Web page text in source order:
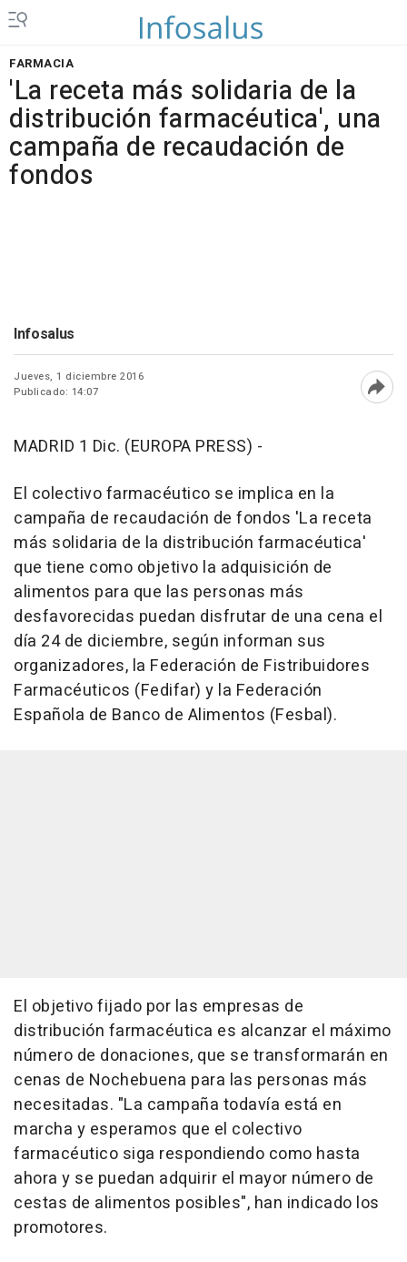
FARMACIA
'La receta más solidaria de la
distribución farmacéutica', una
campaña de recaudación de
fondos
Infosalus
Jueves, 1 diciembre 2016
Publicado: 14:07
MADRID 1 Dic. (EUROPA PRESS) -
El colectivo farmacéutico se implica en la
campaña de recaudación de fondos 'La receta
más solidaria de la distribución farmacéutica'
que tiene como objetivo la adquisición de
alimentos para que las personas más
desfavorecidas puedan disfrutar de una cena el
día 24 de diciembre, según informan sus
organizadores, la Federación de Fistribuidores
Farmacéuticos (Fedifar) y la Federación
Española de Banco de Alimentos (Fesbal).
El objetivo fijado por las empresas de
distribución farmacéutica es alcanzar el máximo
número de donaciones, que se transformarán en
cenas de Nochebuena para las personas más
necesitadas. "La campaña todavía está en
marcha y esperamos que el colectivo
farmacéutico siga respondiendo como hasta
ahora y se puedan adquirir el mayor número de
cestas de alimentos posibles", han indicado los
promotores.